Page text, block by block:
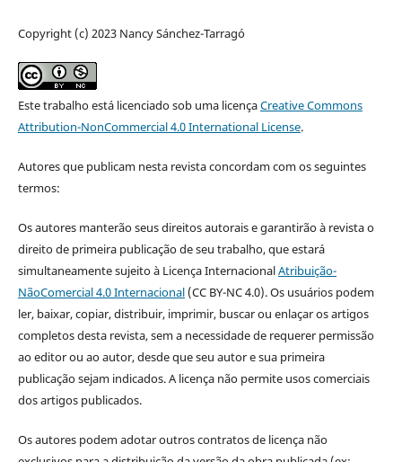
Copyright (c) 2023 Nancy Sánchez-Tarragó
Este trabalho está licenciado sob uma licençaCreative Commons
Attribution-NonCommercial 4.0 International License.
Autores que publicam nesta revista concordam com os seguintes
termos:
Os autores manterão seus direitos autorais e garantirão à revista o
direito de primeira publicação de seu trabalho, que estará
simultaneamente sujeito à Licença InternacionalAtribuição-
NãoComercial 4.0 Internacional(CC BY-NC 4.0). Os usuários podem
ler, baixar, copiar, distribuir, imprimir, buscar ou enlaçar os artigos
completos desta revista, sem a necessidade de requerer permissão
ao editor ou ao autor, desde que seu autor e sua primeira
publicação sejam indicados. A licença não permite usos comerciais
dos artigos publicados.
Os autores podem adotar outros contratos de licença não